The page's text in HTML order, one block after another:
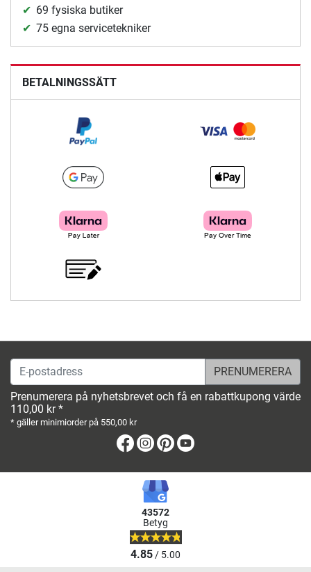
69 fysiska butiker
75 egna servicetekniker
BETALNINGSSÄTT
E-postadress
Prenumerera på nyhetsbrevet och få en rabattkupong värde
110,00 kr *
* gäller minimiorder på 550,00 kr
Facebook
Instagram
Pinterest
43572
Betyg
4.85/ 5.00